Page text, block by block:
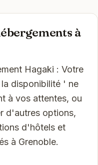
à
Hagaki : Votre
disponibilité ' ne
à vos attentes, ou
d'autres options,
d'hôtels et
à Grenoble.